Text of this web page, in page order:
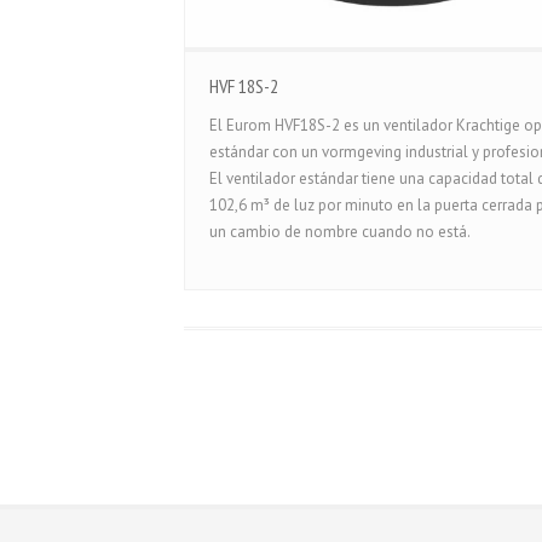
HVF 18S-2
El Eurom HVF18S-2 es un ventilador Krachtige op
estándar con un vormgeving industrial y
El ventilador estándar tiene una capacidad total
102,6 m³ de luz por minuto en la puerta cerrada
un cambio de nombre cuando no está.